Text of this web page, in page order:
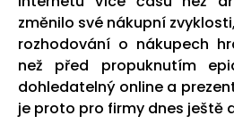
změnilo své nákupní
rozhodování o nákupech
než před propuknutím
dohledatelný online a
je proto pro firmy dnes ještě